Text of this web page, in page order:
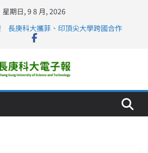
星期日, 9 8 月, 2026
長庚科大攜菲、印頂尖大學跨國合作
瑟醫療集團、美容學校收穫豐
庚科大締結策略聯盟 培育護理尖兵
年穩居《遠見》醫學大學第5名 辦學實力再